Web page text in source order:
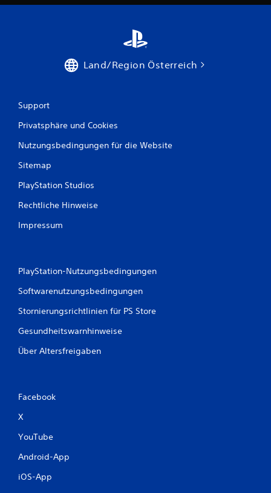
Land/Region Österreich
Support
Privatsphäre und Cookies
Nutzungsbedingungen für die Website
Sitemap
PlayStation Studios
Rechtliche Hinweise
Impressum
PlayStation-Nutzungsbedingungen
Softwarenutzungsbedingungen
Stornierungsrichtlinien für PS Store
Gesundheitswarnhinweise
Über Altersfreigaben
Facebook
X
YouTube
Android-App
iOS-App